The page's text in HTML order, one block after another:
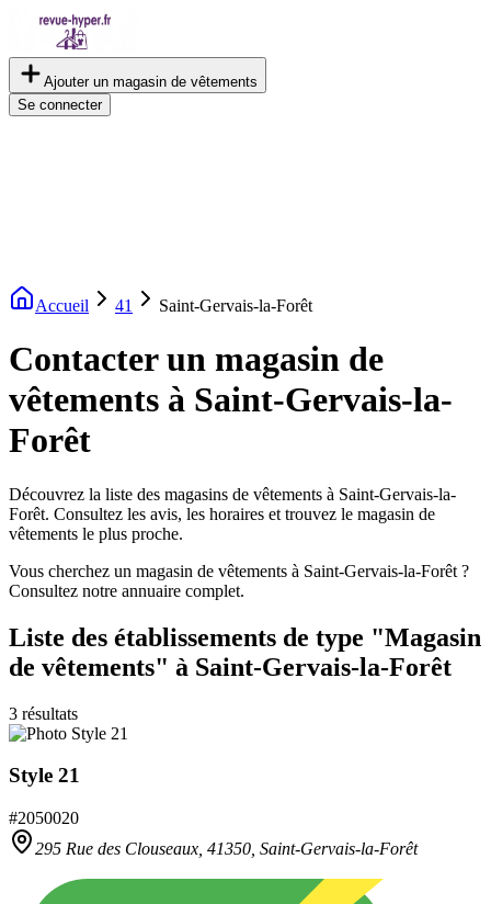
Ajouter un magasin de vêtements
Se connecter
Accueil 41 Saint-Gervais-la-Forêt
Contacter un magasin de
vêtements à Saint-Gervais-la-
Forêt
Découvrez la liste des magasins de vêtements à Saint-Gervais-la-
Forêt. Consultez les avis, les horaires et trouvez le magasin de
vêtements le plus proche.
Vous cherchez un magasin de vêtements à Saint-Gervais-la-Forêt ?
Consultez notre annuaire complet.
Liste des établissements de type "Magasin
de vêtements" à Saint-Gervais-la-Forêt
3 résultats
Style 21
#2050020
295 Rue des Clouseaux, 41350 Saint-Gervais-la-Forêt